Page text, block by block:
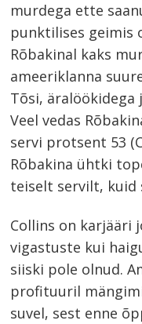
murdega ette
punktilises geimis
Rõbakinal kaks
ameeriklanna
Tõsi, äralöökidega
Veel vedas
servi protsent 53
Rõbakina ühtki
teiselt servilt, kuid
Collins on karjääri
vigastuste kui
siiski pole olnud.
profituuril
suvel, sest enne